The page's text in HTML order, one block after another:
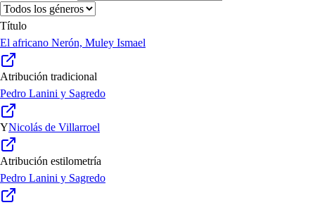
Título
El africano Nerón, Muley Ismael
Atribución tradicional
Pedro Lanini y Sagredo
YNicolás de Villarroel
Atribución estilometría
Pedro Lanini y Sagredo